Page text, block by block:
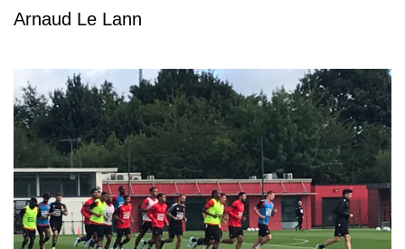
Arnaud Le Lann